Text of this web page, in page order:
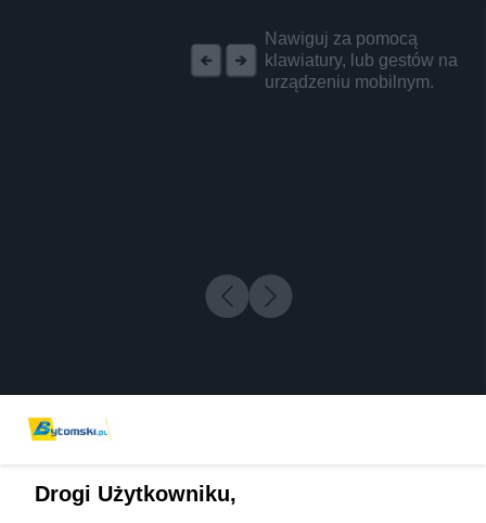
Nawiguj za pomocą
klawiatury, lub gestów na
urządzeniu mobilnym.
Drogi Użytkowniku,